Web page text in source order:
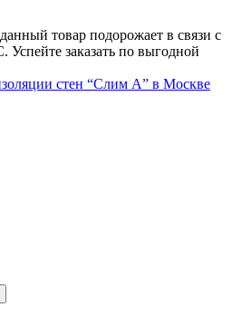
товар подорожает в связи с
заказать по выгодной